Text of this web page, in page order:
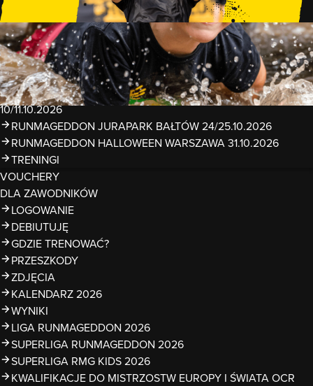
RUNMAGEDDON ERGO ARENA GDAŃSK/SOPOT
12/13.09.2026
RUNMAGEDDON KIDS: DEMO WARSZAWA 24/26.09.2026
RUNMAGEDDON WROCŁAW KOPALNIA ROLANTOWICE
26/27.09.2026
RUNMAGEDDON WARSZAWA TWIERDZA MODLIN
10/11.10.2026
RUNMAGEDDON JURAPARK BAŁTÓW 24/25.10.2026
RUNMAGEDDON HALLOWEEN WARSZAWA 31.10.2026
TRENINGI
VOUCHERY
DLA ZAWODNIKÓW
LOGOWANIE
DEBIUTUJĘ
GDZIE TRENOWAĆ?
PRZESZKODY
ZDJĘCIA
KALENDARZ 2026
WYNIKI
LIGA RUNMAGEDDON 2026
SUPERLIGA RUNMAGEDDON 2026
SUPERLIGA RMG KIDS 2026
KWALIFIKACJE DO MISTRZOSTW EUROPY I ŚWIATA OCR